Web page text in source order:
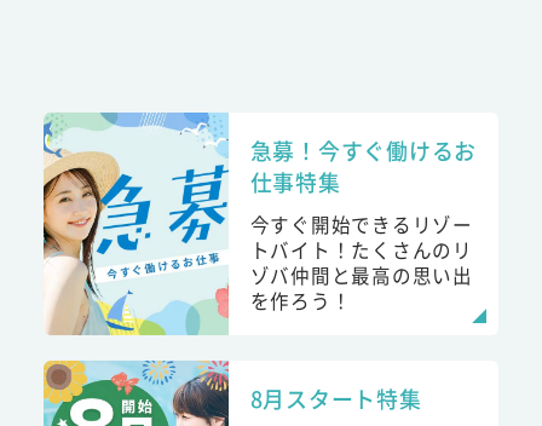
急募！今すぐ働けるお
仕事特集
今すぐ開始できるリゾー
トバイト！たくさんのリ
ゾバ仲間と最高の思い出
を作ろう！
8月スタート特集